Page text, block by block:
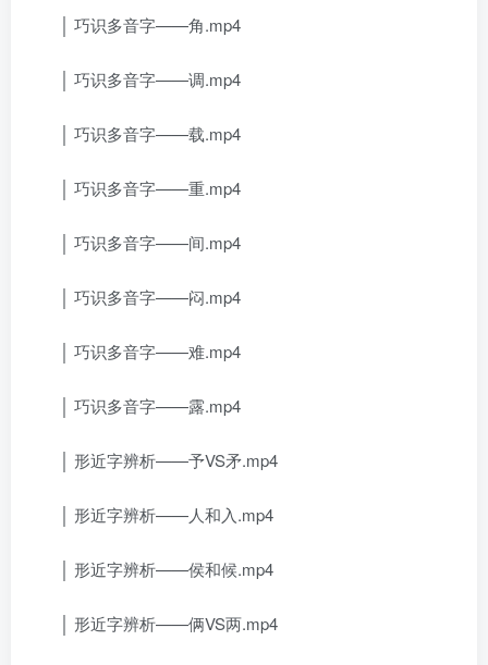
│ 巧识多音字——角.mp4
│ 巧识多音字——调.mp4
│ 巧识多音字——载.mp4
│ 巧识多音字——重.mp4
│ 巧识多音字——间.mp4
│ 巧识多音字——闷.mp4
│ 巧识多音字——难.mp4
│ 巧识多音字——露.mp4
│ 形近字辨析——予VS矛.mp4
│ 形近字辨析——人和入.mp4
│ 形近字辨析——侯和候.mp4
│ 形近字辨析——俩VS两.mp4